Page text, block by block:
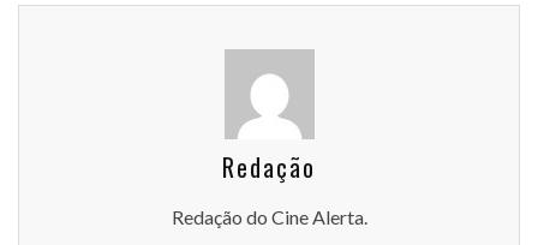
Redação
Redação do Cine Alerta.